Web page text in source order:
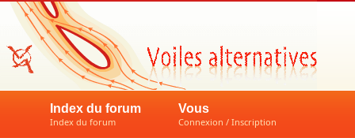
Index du forum
Index du forum
Vous
Connexion / Inscription